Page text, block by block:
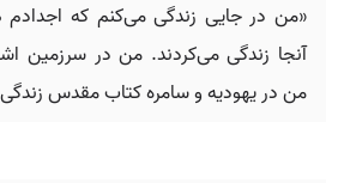
«من در جایی زندگی می‌کنم که
آنجا زندگی می‌کردند. من در سرزمین
من در یهودیه و سامره کتاب مقدس